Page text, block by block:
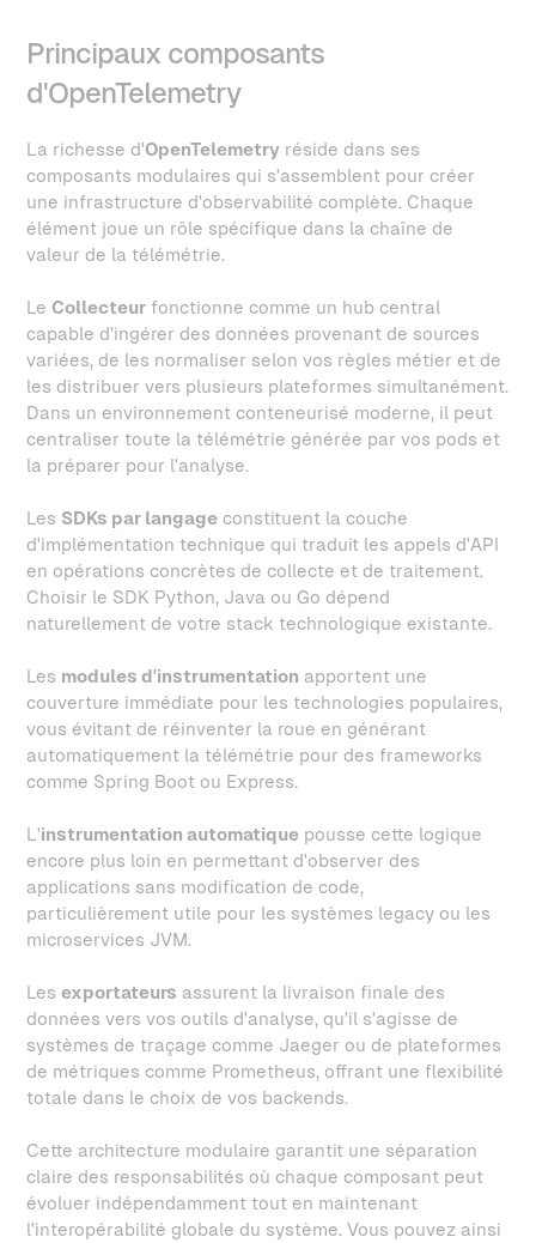
Principaux composants
d'OpenTelemetry
La richesse d'OpenTelemetry réside dans ses
composants modulaires qui s'assemblent pour créer
une infrastructure d'observabilité complète. Chaque
élément joue un rôle spécifique dans la chaîne de
valeur de la télémétrie.
LeCollecteur fonctionne comme un hub central
capable d'ingérer des données provenant de sources
variées, de les normaliser selon vos règles métier et de
les distribuer vers plusieurs plateformes simultanément.
Dans un environnement conteneurisé moderne, il peut
centraliser toute la télémétrie générée par vos pods et
la préparer pour l'analyse.
Les SDKs par langage constituent la couche
d'implémentation technique qui traduit les appels d'API
en opérations concrètes de collecte et de traitement.
Choisir le SDK Python, Java ou Go dépend
naturellement de votre stack technologique existante.
Les modules d'instrumentation apportent une
couverture immédiate pour les technologies populaires,
vous évitant de réinventer la roue en générant
automatiquement la télémétrie pour des frameworks
comme Spring Boot ou Express.
L'instrumentation automatique pousse cette logique
encore plus loin en permettant d'observer des
applications sans modification de code,
particulièrement utile pour les systèmes legacy ou les
microservices JVM.
Lesexportateurs assurent la livraison finale des
données vers vos outils d'analyse, qu'il s'agisse de
systèmes de traçage comme Jaeger ou de plateformes
de métriques comme Prometheus, offrant une flexibilité
totale dans le choix de vos backends.
Cette architecture modulaire garantit une séparation
claire des responsabilités où chaque composant peut
évoluer indépendamment tout en maintenant
l'interopérabilité globale du système. Vous pouvez ainsi